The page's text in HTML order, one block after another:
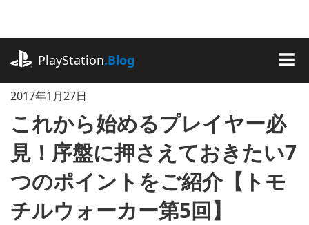
に
キ
ッ
プ
PlayStation.Blog
2017年1月27日
これから始めるプレイヤー必
見！序盤に押さえておきたい7
つのポイントをご紹介【トモ
チルウォーカー第5回】